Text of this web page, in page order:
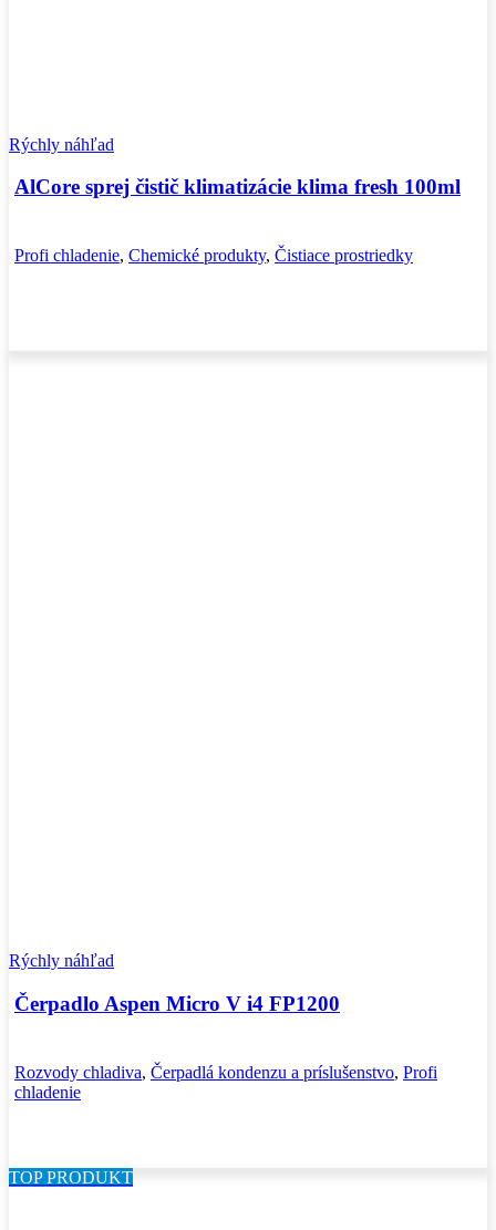
Rýchly náhľad
AlCore sprej čistič klimatizácie klima fresh 100ml
Profi chladenie, Chemické produkty, Čistiace prostriedky
Rýchly náhľad
Čerpadlo Aspen Micro V i4 FP1200
Rozvody chladiva, Čerpadlá kondenzu a príslušenstvo, Profi
chladenie
TOP PRODUKT